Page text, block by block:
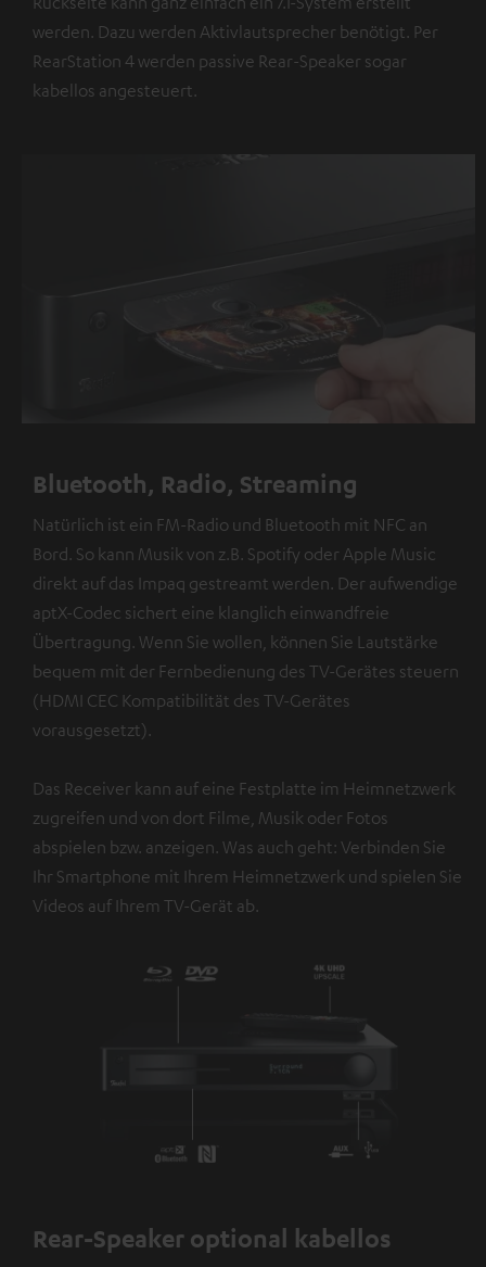
werden. Dazu werden Aktivlautsprecher benötigt. Per
RearStation 4 werden passive Rear-Speaker sogar
kabellos angesteuert.
Bluetooth, Radio, Streaming
Natürlich ist ein FM-Radio und Bluetooth mit NFC an
Bord. So kann Musik von z.B. Spotify oder Apple Music
direkt auf das Impaq gestreamt werden. Der aufwendige
aptX-Codec sichert eine klanglich einwandfreie
Übertragung. Wenn Sie wollen, können Sie Lautstärke
bequem mit der Fernbedienung des TV-Gerätes steuern
(HDMI CEC Kompatibilität des TV-Gerätes
vorausgesetzt).
Das Receiver kann auf eine Festplatte im Heimnetzwerk
zugreifen und von dort Filme, Musik oder Fotos
abspielen bzw. anzeigen. Was auch geht: Verbinden Sie
Ihr Smartphone mit Ihrem Heimnetzwerk und spielen Sie
Videos auf Ihrem TV-Gerät ab.
Rear-Speaker optional kabellos